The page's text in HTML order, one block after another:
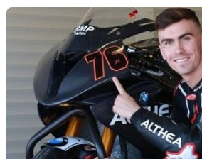
Fabio Quartararo en 2019. Un
à KTM qui apprécie décidément les
contrée. Et qui va permettre à Loris
bon souvenir de tous !